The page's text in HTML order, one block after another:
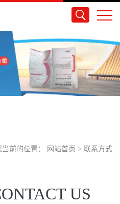
当前的位置： 网站首页 > 联系方式
US